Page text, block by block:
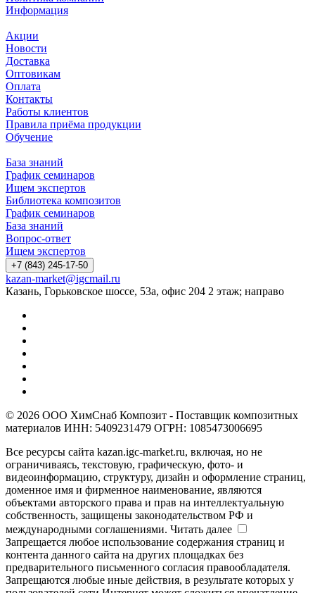
Информация
Акции
Новости
Доставка
Оптовикам
Оплата
Контакты
Работы клиентов
Правила приёма продукции
Обучение
База знаний
График семинаров
Ищем экспертов
Библиотека композитов
График семинаров
База знаний
Вопрос-ответ
Ищем экспертов
+7 (843) 245-17-50
kazan-market@igcmail.ru
Казань, ​Горьковское шоссе, 53а, офис 204 2 этаж; направо
© 2026 ООО ХимСнаб Композит - Поставщик композитных
материалов ИНН: 5409231479 ОГРН: 1085473006695
Все ресурсы сайта kazan.igc-market.ru, включая, но не
ограничиваясь, текстовую, графическую, фото- и
видеоинформацию, структуру, дизайн и оформление страниц,
доменное имя и фирменное наименование, являются
объектами авторского права и прав на интеллектуальную
собственность, защищены законодательством РФ и
международными соглашениями. Читать далее
Запрещается любое использование содержания страниц и
контента данного сайта на других площадках без
предварительного письменного согласия правообладателя.
Запрещаются любые иные действия, в результате которых у